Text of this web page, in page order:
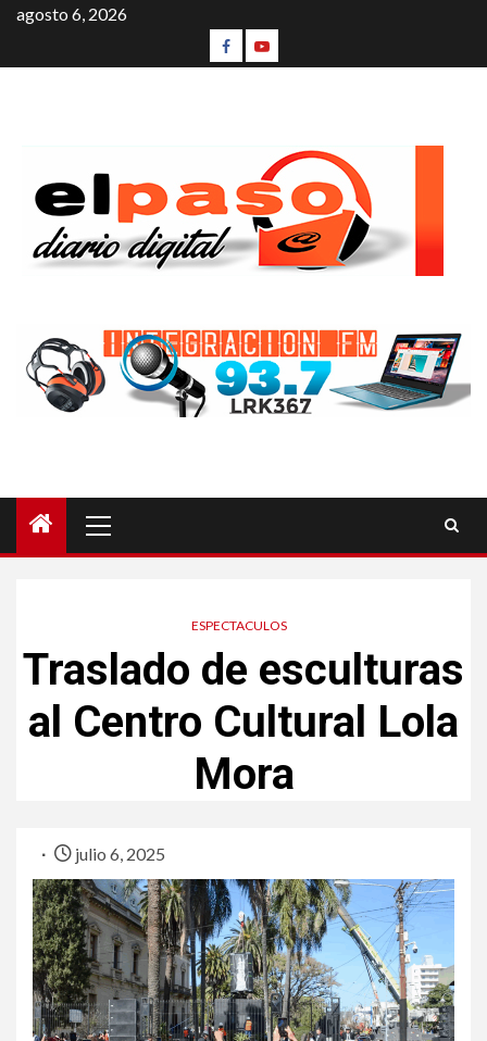
agosto 6, 2026
ESPECTACULOS
Traslado de esculturas
al Centro Cultural Lola
Mora
julio 6, 2025